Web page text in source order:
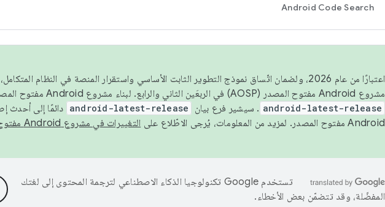
Android Code Search
اعتبارًا من عام 2026، ولضمان اتّساق نموذج التطوير الثابت الأساسي واستقرار المنصة في النظام
مشروع Android مفتوح المصدر (AOSP) في الربعَين الثاني والرابع. لبناء مشروع Android مفتوح المصدر والمساهمة فيه، استخدِم
android-latest-release . سيشير فرع بيان android-latest-release دائمًا إلى أحدث
Android مفتوح المصدر. لمزيد من المعلومات، يُرجى الاطّلاع على
التغييرات في مشروع Android مفتوح المصدر
تستخدم Google تكنولوجيا الذكاء الاصطناعي لترجمة المحتوى إلى لغتك
المفضّلة، وقد تتضمّن بعض الأخطاء.